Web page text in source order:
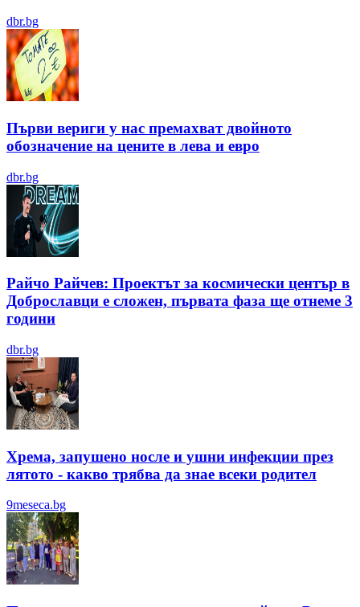
dbr.bg
Първи вериги у нас премахват двойното
обозначение на цените в лева и евро
dbr.bg
Райчо Райчев: Проектът за космически център в
Доброславци е сложен, първата фаза ще отнеме 3
години
dbr.bg
Хрема, запушено носле и ушни инфекции през
лятотo - какво трябва да знае всеки родител
9meseca.bg